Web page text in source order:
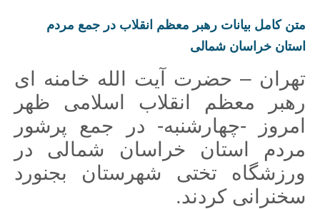
متن کامل بیانات رهبر معظم انقلاب در جمع مردم
استان خراسان شمالی
تهران – حضرت آیت الله خامنه ای
رهبر معظم انقلاب اسلامی ظهر
امروز -چهارشنبه- در جمع پرشور
مردم استان خراسان شمالی در
ورزشگاه تختی شهرستان بجنورد
سخنرانی کردند.